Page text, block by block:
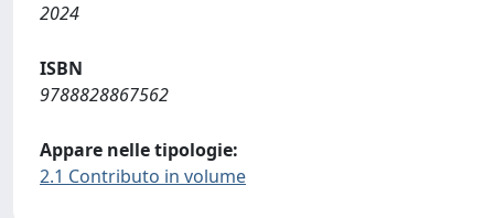
2024
ISBN
9788828867562
Appare nelle tipologie:
2.1 Contributo in volume